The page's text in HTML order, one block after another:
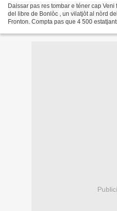
Daissar pas res tombar e téner cap
del libre de Bonlòc , un vilatjòt al nòrd
Fronton. Compta pas que 4 500